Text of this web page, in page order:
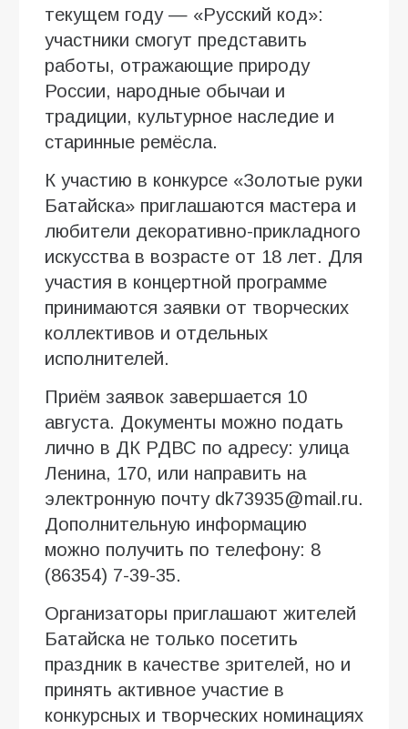
текущем году — «Русский код»:
участники смогут представить
работы, отражающие природу
России, народные обычаи и
традиции, культурное наследие и
старинные ремёсла.
К участию в конкурсе «Золотые руки
Батайска» приглашаются мастера и
любители декоративно-прикладного
искусства в возрасте от 18 лет. Для
участия в концертной программе
принимаются заявки от творческих
коллективов и отдельных
исполнителей.
Приём заявок завершается 10
августа. Документы можно подать
лично в ДК РДВС по адресу: улица
Ленина, 170, или направить на
электронную почту dk73935@mail.ru.
Дополнительную информацию
можно получить по телефону: 8
(86354) 7-39-35.
Организаторы приглашают жителей
Батайска не только посетить
праздник в качестве зрителей, но и
принять активное участие в
конкурсных и творческих номинациях